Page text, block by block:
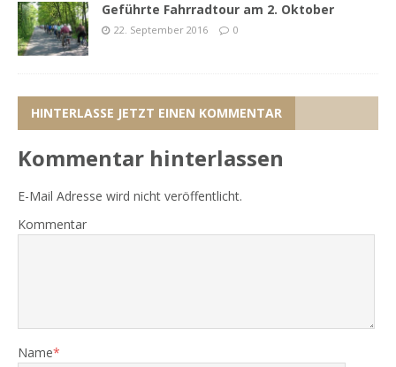
Geführte Fahrradtour am 2. Oktober
22. September 2016 0
HINTERLASSE JETZT EINEN KOMMENTAR
Kommentar hinterlassen
E-Mail Adresse wird nicht veröffentlicht.
Kommentar
Name*